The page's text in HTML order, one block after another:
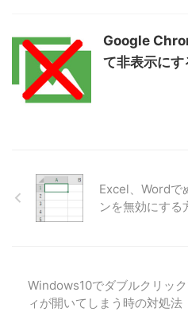
Google
て非表示にす
Excel、Wordで
ンを無効にする
Windows10でダブルクリッ
ィが開いてしまう時の対処法